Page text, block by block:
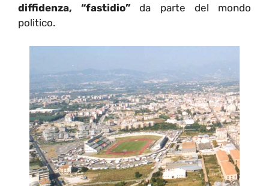
diffidenza, “fastidio” da parte del mondo
politico.